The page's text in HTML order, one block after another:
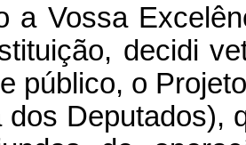
a Vossa
decidi
público, o
dos Deputados),